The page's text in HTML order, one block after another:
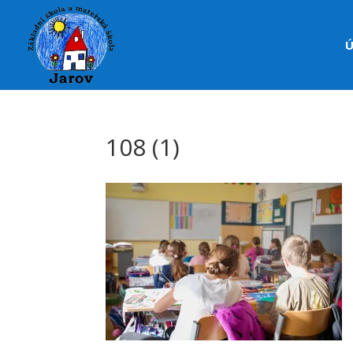
108 (1)